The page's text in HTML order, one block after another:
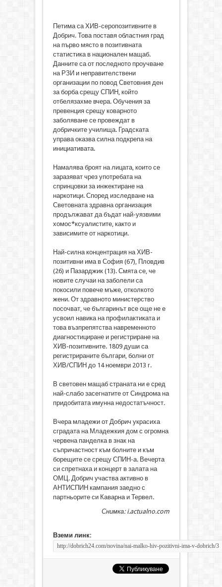
Петима са ХИВ-серопозитивните в
Добрич. Това поставя областния град
на първо място в позитивната
статистика в национален мащаб.
Данните са от последното проучване
на РЗИ и неправителствени
организации по повод Световния ден
за борба срещу СПИН, който
отбелязахме вчера. Обучения за
превенция срещу коварното
заболяване се провеждат в
добричките училища. Градската
управа оказва силна подкрепа на
инициативата.
Намалява броят на лицата, които се
заразяват чрез употребата на
спринцовки за инжектиране на
наркотици. Според изследване на
Световната здравна организация
продължават да бъдат най-уязвими
хомос*ксуалистите, както и
зависимите от наркотици.
Най-силна концентрация на ХИВ-
позитивни има в София (67), Пловдив
(26) и Пазарджик (13). Смята се, че
новите случаи на заболели са
покосили повече мъже, отколкото
жени. От здравното министерство
посочват, че българинът все още не е
усвоил навика на профилактиката и
това възпрепятства навременното
диагностициране и регистриране на
ХИВ-позитивните. 1809 души са
регистрираните българи, болни от
ХИВ/СПИН до 14 ноември 2013 г.
В световен мащаб страната ни е сред
най-слабо засегнатите от Синдрома на
придобитата имунна недостатъчност.
Вчера младежи от Добрич украсиха
сградата на Младежкия дом с огромна
червена панделка в знак на
съпричастност към болните и към
борещите се срещу СПИН-а. Вечерта
си спретнаха и концерт в залата на
ОМЦ. Добрич участва активно в
АНТИСПИН кампания заедно с
партньорите си Каварна и Тервел.
Снимка: i.actualno.com
Вземи линк: